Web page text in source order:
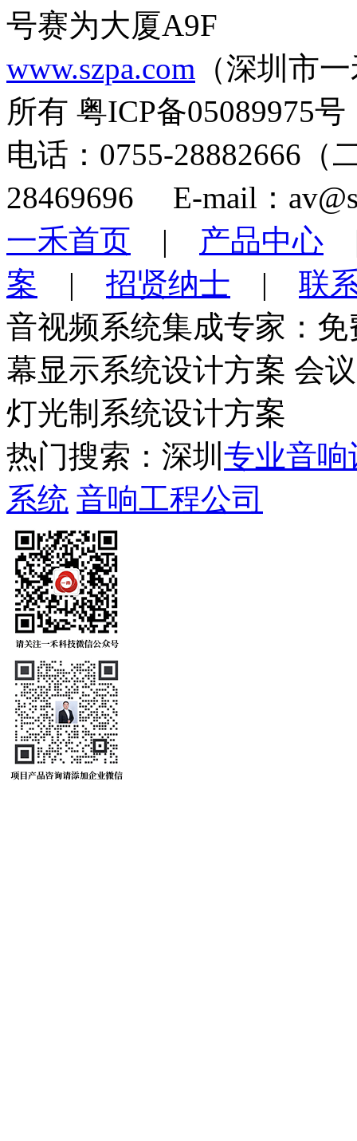
号赛为大厦A9F
www.szpa.com （深圳市
所有 粤ICP备05089975号
电话：0755-28882666
28469696 E-mail：
一禾首页 | 产品中心
案 | 招贤纳士 | 联
音视频系统集成专家：
幕显示系统设计方案 会
灯光制系统设计方案
热门搜索：深圳 专业音响
系统 音响工程公司